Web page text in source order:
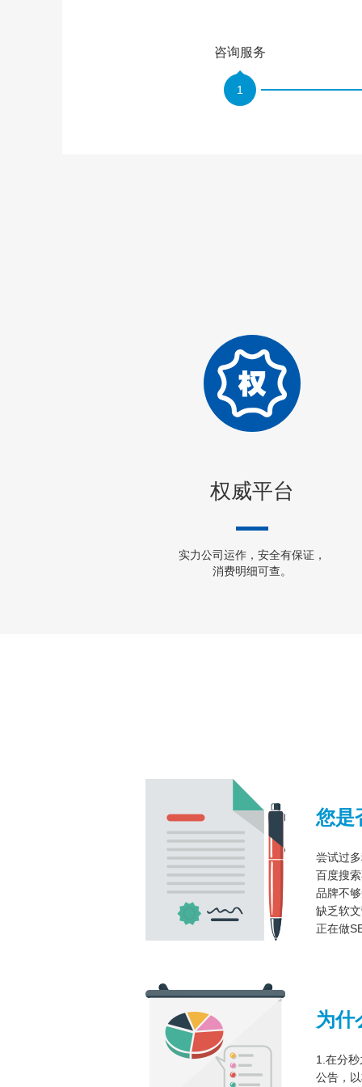
咨询服务
1
权威平台
实力公司运作，安全有保证，
消费明细可查。
您是
尝试过
百度搜
品牌不
缺乏软
正在做
为什
1.在分
公告，